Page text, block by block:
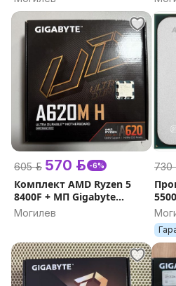
605 р. 570 р. -6%
Комплект AMD Ryzen 5
8400F + МП Gigabyte
A620M H ( гарантия )
Могилев
730